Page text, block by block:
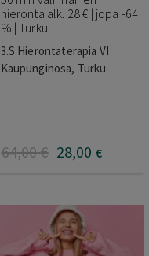
hieronta alk. 28 € | jopa -64
% | Turku
3.S Hierontaterapia VI
Kaupunginosa, Turku
64,00€ 28,00 €